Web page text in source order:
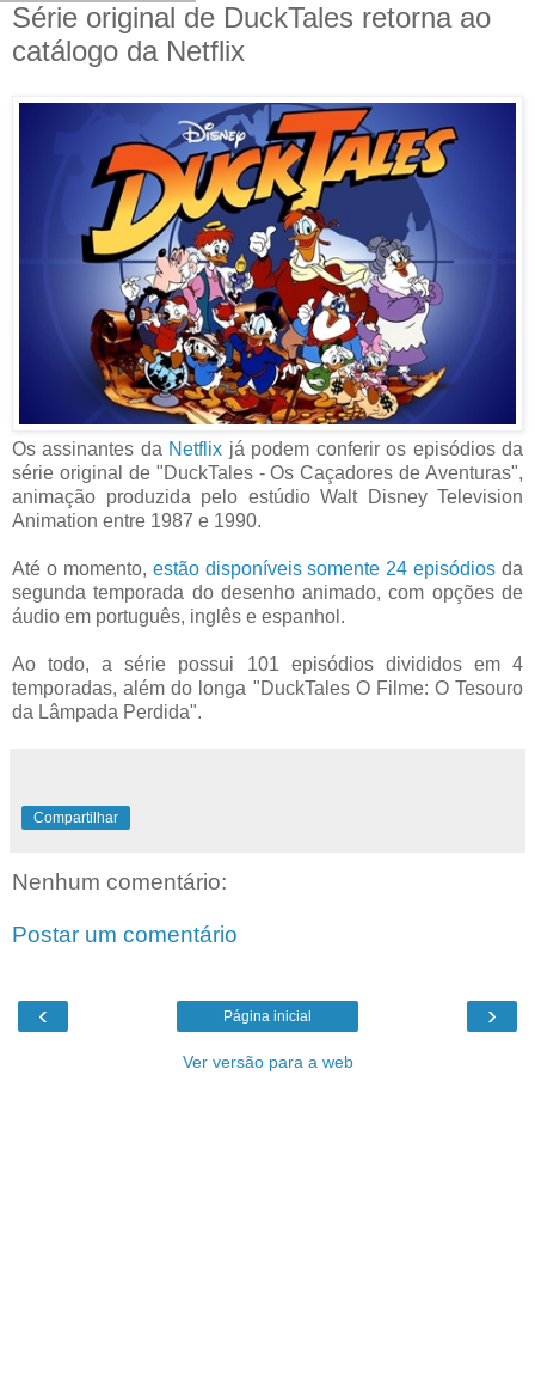
Série original de DuckTales retorna ao
catálogo da Netflix
Os assinantes da Netflix já podem conferir os episódios da
série original de "DuckTales - Os Caçadores de Aventuras",
animação produzida pelo estúdio Walt Disney Television
Animation entre 1987 e 1990.
Até o momento, estão disponíveis somente 24 episódios da
segunda temporada do desenho animado, com opções de
áudio em português, inglês e espanhol.
Ao todo, a série possui 101 episódios divididos em 4
temporadas, além do longa "DuckTales O Filme: O Tesouro
da Lâmpada Perdida".
Compartilhar
Nenhum comentário:
Postar um comentário
‹ ›
Página inicial
Ver versão para a web